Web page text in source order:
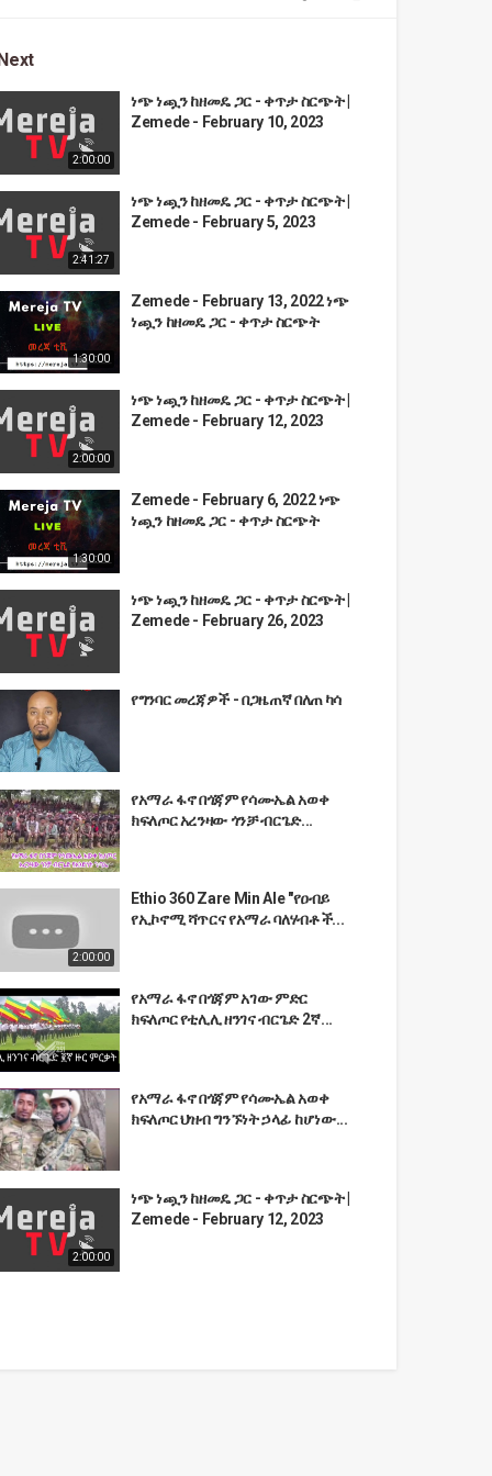
2:00:00
ነጭ ነጯን ከዘመዴ ጋር - ቀጥታ ስርጭት |
Zemede - February 10, 2023
2:41:27
ነጭ ነጯን ከዘመዴ ጋር - ቀጥታ ስርጭት |
Zemede - February 5, 2023
1:30:00
Zemede - February 13, 2022 ነጭ
ነጯን ከዘመዴ ጋር - ቀጥታ ስርጭት
2:00:00
ነጭ ነጯን ከዘመዴ ጋር - ቀጥታ ስርጭት |
Zemede - February 12, 2023
1:30:00
Zemede - February 6, 2022 ነጭ
ነጯን ከዘመዴ ጋር - ቀጥታ ስርጭት
ነጭ ነጯን ከዘመዴ ጋር - ቀጥታ ስርጭት |
Zemede - February 26, 2023
የግንባር መረጃዎች - በጋዜጠኛ በለጠ ካሳ
የአማራ ፋኖ በጎጃም የሳሙኤል አወቀ
ክፍለጦር አረንዛው ጎንቻ ብርጌድ...
2:00:00
Ethio 360 Zare Min Ale "የዐብይ
የኢኮኖሚ ሻጥርና የአማራ ባለሃብቶች...
የአማራ ፋኖ በጎጃም አገው ምድር
ክፍለጦር የቲሊሊ ዘንገና ብርጌድ 2ኛ...
የአማራ ፋኖ በጎጃም የሳሙኤል አወቀ
ክፍለጦር ህዝብ ግንኙነት ኃላፊ ከሆነው...
2:00:00
ነጭ ነጯን ከዘመዴ ጋር - ቀጥታ ስርጭት |
Zemede - February 12, 2023